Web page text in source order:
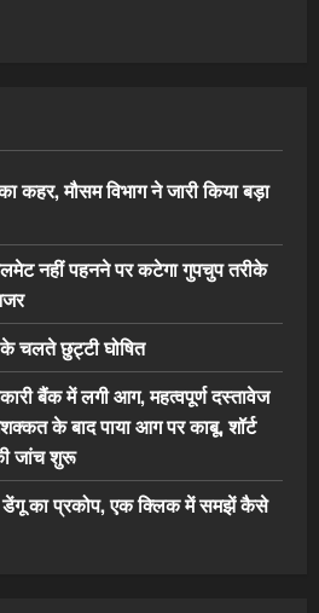
कहर, मौसम विभाग ने जारी किया बड़ा
नहीं पहनने पर कटेगा गुपचुप तरीके
के चलते छुट्टी घोषित
बैंक में लगी आग, महत्वपूर्ण दस्तावेज
के बाद पाया आग पर काबू, शॉर्ट
जांच शुरू
डेंगू का प्रकोप, एक क्लिक में समझें कैसे